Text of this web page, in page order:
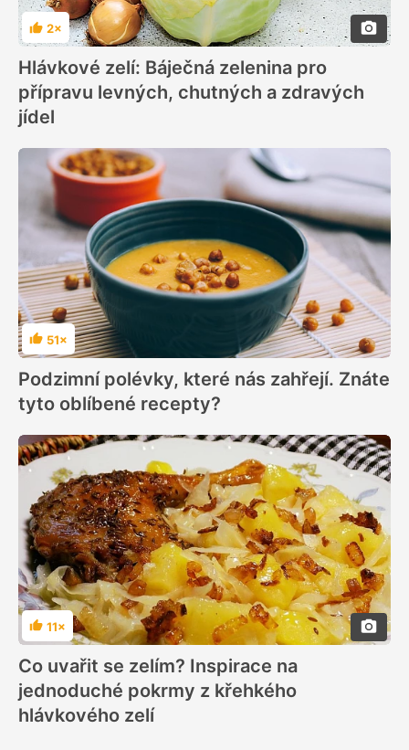
Hodnocení
2×
Hlávkové zelí: Báječná zelenina pro
přípravu levných, chutných a zdravých
jídel
Hodnocení
51×
Podzimní polévky, které nás zahřejí. Znáte
tyto oblíbené recepty?
Hodnocení
11×
Co uvařit se zelím? Inspirace na
jednoduché pokrmy z křehkého
hlávkového zelí